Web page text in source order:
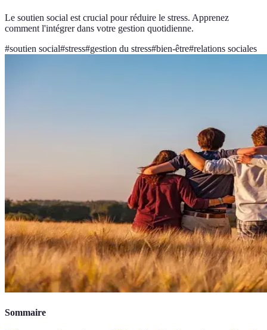
Le soutien social est crucial pour réduire le stress. Apprenez
comment l'intégrer dans votre gestion quotidienne.
#soutien social#stress#gestion du stress#bien-être#relations sociales
Sommaire